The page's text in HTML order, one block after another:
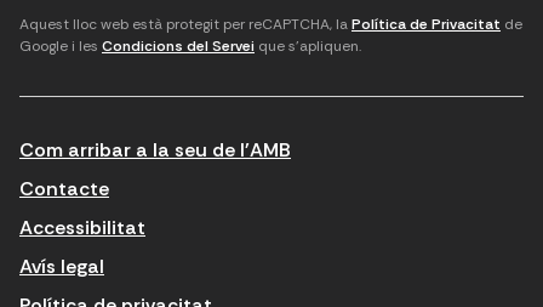
r
m
i
n
t
m
p
r
r
e
'
a
e
p
t
Aquest lloc web està protegit per reCAPTCHA, laPolítica de Privacitat de
Google i les Condicions del Servei que s'apliquen.
Com arribar a la seu de l'AMB
Contacte
Accessibilitat
Avís legal